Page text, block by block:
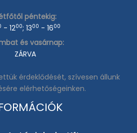
péntekig:
- 1200; 1300 - 1600
és vasárnap:
ZÁRVA
érdeklődését, szívesen állunk
elérhetőségeinken.